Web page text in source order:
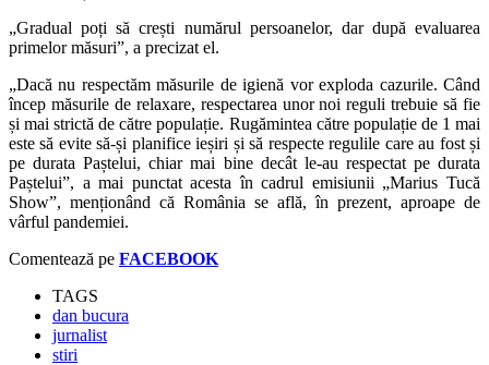
„Gradual poți să crești numărul persoanelor, dar după evaluarea
primelor măsuri”, a precizat el.
„Dacă nu respectăm măsurile de igienă vor exploda cazurile. Când
încep măsurile de relaxare, respectarea unor noi reguli trebuie să fie
și mai strictă de către populație. Rugămintea către populație de 1 mai
este să evite să-și planifice ieșiri și să respecte regulile care au fost și
pe durata Paștelui, chiar mai bine decât le-au respectat pe durata
Paștelui”, a mai punctat acesta în cadrul emisiunii „Marius Tucă
Show”, menționând că România se află, în prezent, aproape de
vârful pandemiei.
Comentează pe FACEBOOK
TAGS
dan bucura
jurnalist
stiri